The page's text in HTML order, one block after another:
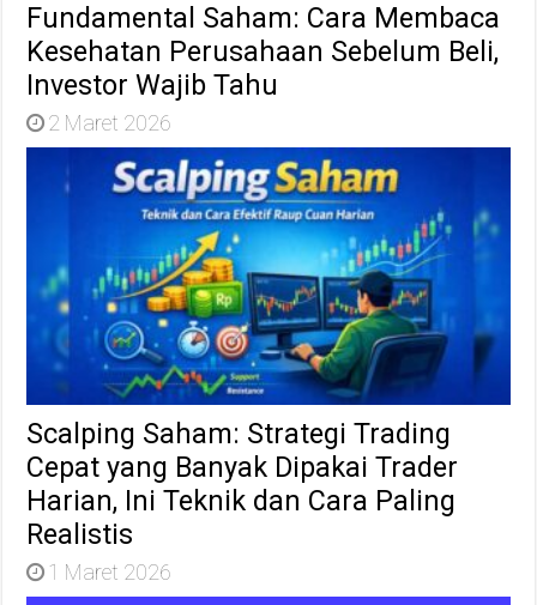
Fundamental Saham: Cara Membaca
Kesehatan Perusahaan Sebelum Beli,
Investor Wajib Tahu
2 Maret 2026
Scalping Saham: Strategi Trading
Cepat yang Banyak Dipakai Trader
Harian, Ini Teknik dan Cara Paling
Realistis
1 Maret 2026